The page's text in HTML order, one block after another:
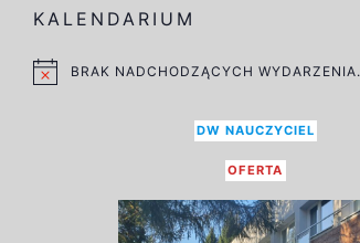
KALENDARIUM
POWIADOMIENIE
BRAK NADCHODZĄCYCH WYDARZENIA.
DW NAUCZYCIEL
OFERTA